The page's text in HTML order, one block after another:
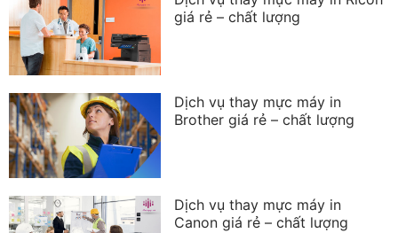
giá rẻ – chất lượng
Dịch vụ thay mực máy in
Brother giá rẻ – chất lượng
Dịch vụ thay mực máy in
Canon giá rẻ – chất lượng